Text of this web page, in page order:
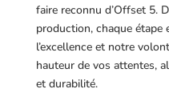
faire reconnu d’Offset 5.
production, chaque étape
l’excellence et notre
hauteur de vos attentes,
et durabilité.